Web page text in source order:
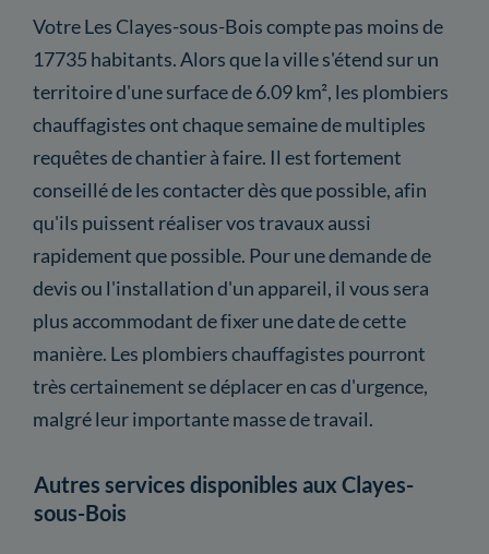
Votre Les Clayes-sous-Bois compte pas moins de
17735 habitants. Alors que la ville s'étend sur un
territoire d'une surface de 6.09 km², les plombiers
chauffagistes ont chaque semaine de multiples
requêtes de chantier à faire. Il est fortement
conseillé de les contacter dès que possible, afin
qu'ils puissent réaliser vos travaux aussi
rapidement que possible. Pour une demande de
devis ou l'installation d'un appareil, il vous sera
plus accommodant de fixer une date de cette
manière. Les plombiers chauffagistes pourront
très certainement se déplacer en cas d'urgence,
malgré leur importante masse de travail.
Autres services disponibles aux Clayes-
sous-Bois